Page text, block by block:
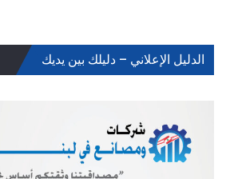
الدليل الإعلاني – دليلك بين يديك